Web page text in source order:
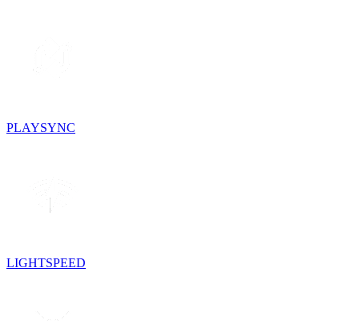
PLAYSYNC
LIGHTSPEED